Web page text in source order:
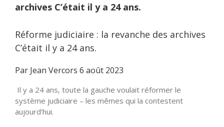
archives C’était il y a 24 ans.
Réforme judiciaire : la revanche des archives
C’était il y a 24 ans.
Par Jean Vercors 6 août 2023
Il y a 24 ans, toute la gauche voulait réformer le
système judiciaire – les mêmes qui la contestent
aujourd’hui.